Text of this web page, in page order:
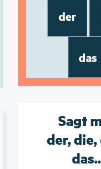
der
das
Sagt
der,